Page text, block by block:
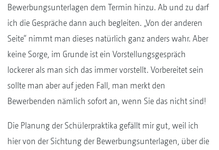
Bewerbungsunterlagen dem Termin hinzu. Ab und zu darf
ich die Gespräche dann auch begleiten. „Von der anderen
Seite“ nimmt man dieses natürlich ganz anders wahr. Aber
keine Sorge, im Grunde ist ein Vorstellungsgespräch
lockerer als man sich das immer vorstellt. Vorbereitet sein
sollte man aber auf jeden Fall, man merkt den
Bewerbenden nämlich sofort an, wenn Sie das nicht sind!
Die Planung der Schülerpraktika gefällt mir gut, weil ich
hier von der Sichtung der Bewerbungsunterlagen, über die